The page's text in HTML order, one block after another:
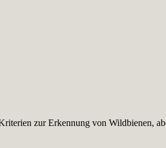
zur Erkennung von Wildbienen,